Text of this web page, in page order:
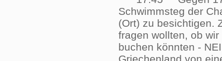
Schwimmsteg der
(Ort) zu besichtigen.
fragen wollten, ob
buchen könnten -